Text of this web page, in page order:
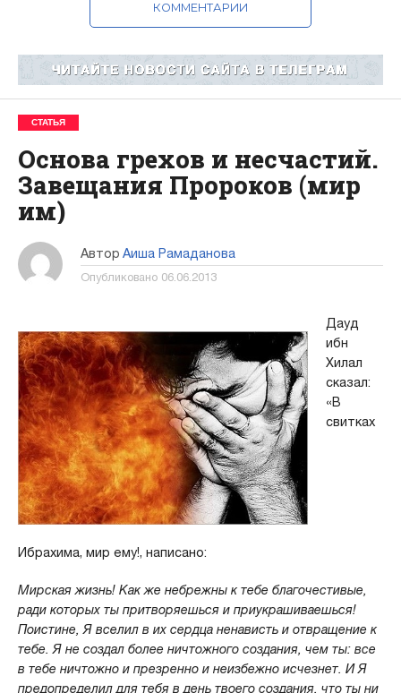
КОММЕНТАРИИ
СТАТЬЯ
Основа грехов и несчастий.
Завещания Пророков (мир
им)
Автор Аиша Рамаданова
Опубликовано 06.06.2013
Дауд
ибн
Хилал
сказал:
«В
свитках
Ибрахима, мир ему!, написано:
Мирская жизнь! Как же небрежны к тебе благочестивые,
ради которых ты притворяешься и приукрашиваешься!
Поистине, Я вселил в их сердца ненависть и отвращение к
тебе. Я не создал более ничтожного создания, чем ты: все
в тебе ничтожно и презренно и неизбежно исчезнет. И Я
предопределил для тебя в день твоего создания, что ты ни